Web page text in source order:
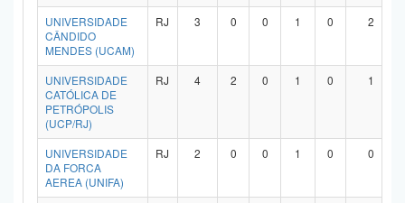
UNIVERSIDADE
CÂNDIDO
MENDES (UCAM)
RJ 3 0 0 1 0 2
UNIVERSIDADE
CATÓLICA DE
PETRÓPOLIS
(UCP/RJ)
RJ 4 2 0 1 0 1
UNIVERSIDADE
DA FORCA
AEREA (UNIFA)
RJ 2 0 0 1 0 0